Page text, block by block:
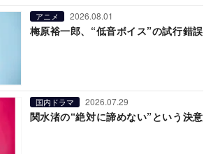
アニメ 2026.08.01
梅原裕一郎、“低音ボイス”の試行錯誤
国内ドラマ 2026.07.29
関水渚の“絶対に諦めない”という決意